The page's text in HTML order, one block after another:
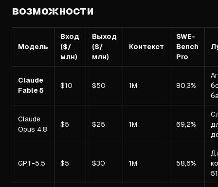
возможности
Модель
Вход
($/
млн)
Выход
($/
млн)
Контекст
SWE-
Bench
Pro
Claude
Fable 5
$10 $50 1М 80,3%
Claude
Opus 4.8
$5 $25 1М 69,2%
GPT-5.5 $5 $30 1М 58,6%